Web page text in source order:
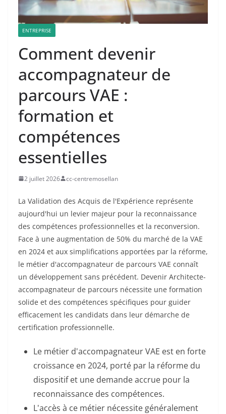
ENTREPRISE
Comment devenir
accompagnateur de
parcours VAE :
formation et
compétences
essentielles
2 juillet 2026 cc-centremosellan
La Validation des Acquis de l'Expérience représente
aujourd'hui un levier majeur pour la reconnaissance
des compétences professionnelles et la reconversion.
Face à une augmentation de 50% du marché de la VAE
en 2024 et aux simplifications apportées par la réforme,
le métier d'accompagnateur de parcours VAE connaît
un développement sans précédent. Devenir Architecte-
accompagnateur de parcours nécessite une formation
solide et des compétences spécifiques pour guider
efficacement les candidats dans leur démarche de
certification professionnelle.
Le métier d'accompagnateur VAE est en forte
croissance en 2024, porté par la réforme du
dispositif et une demande accrue pour la
reconnaissance des compétences.
L'accès à ce métier nécessite généralement